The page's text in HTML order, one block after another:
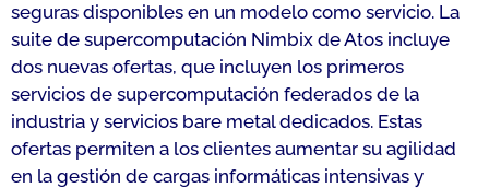
seguras disponibles en un modelo como servicio. La
suite de supercomputación Nimbix de Atos incluye
dos nuevas ofertas, que incluyen los primeros
servicios de supercomputación federados de la
industria y servicios bare metal dedicados. Estas
ofertas permiten a los clientes aumentar su agilidad
en la gestión de cargas informáticas intensivas y